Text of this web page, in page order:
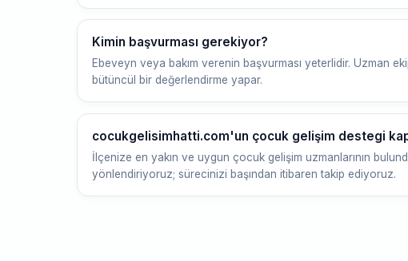
Kimin başvurması gerekiyor?
Ebeveyn veya bakım verenin başvurması yeterlidir. Uzman
bütüncül bir değerlendirme yapar.
cocukgelisimhatti.com'un çocuk gelişim destegi
İlçenize en yakın ve uygun çocuk gelişim uzmanlarının
yönlendiriyoruz; sürecinizi başından itibaren takip ediyoruz.